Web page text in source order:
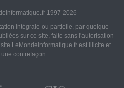
1997-2026
intégrale ou partielle, par quelque
sur ce site, faite sans l'autorisation
LeMondeInformatique.fr est illicite et
contrefaçon.